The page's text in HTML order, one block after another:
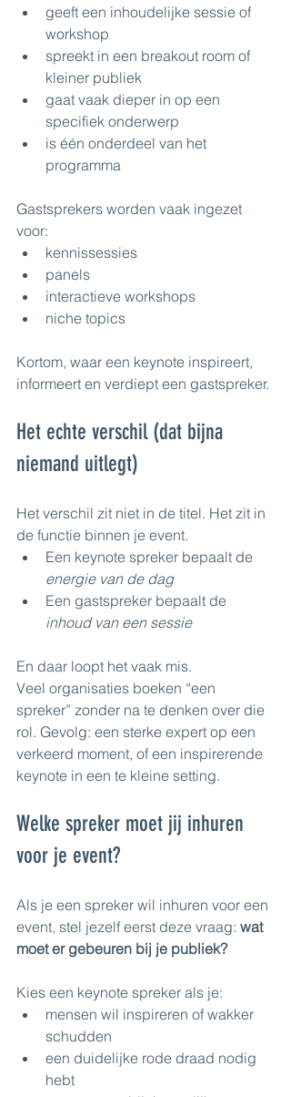
geeft een inhoudelijke sessie of
workshop
spreekt in een breakout room of
kleiner publiek
gaat vaak dieper in op een
specifiek onderwerp
is één onderdeel van het
programma
Gastsprekers worden vaak ingezet
voor:
kennissessies
panels
interactieve workshops
niche topics
Kortom, waar een keynote inspireert,
informeert en verdiept een gastspreker.
Het echte verschil (dat bijna
niemand uitlegt)
Het verschil zit niet in de titel. Het zit in
de functie binnen je event.
Een keynote spreker bepaalt de
energie van de dag
Een gastspreker bepaalt de
inhoud van een sessie
En daar loopt het vaak mis.
Veel organisaties boeken “een
spreker” zonder na te denken over die
rol. Gevolg: een sterke expert op een
verkeerd moment, of een inspirerende
keynote in een te kleine setting.
Welke spreker moet jij inhuren
voor je event?
Als je een spreker wil inhuren voor een
event, stel jezelf eerst deze vraag: wat
moet er gebeuren bij je publiek?
Kies een keynote spreker als je:
mensen wil inspireren of wakker
schudden
een duidelijke rode draad nodig
hebt